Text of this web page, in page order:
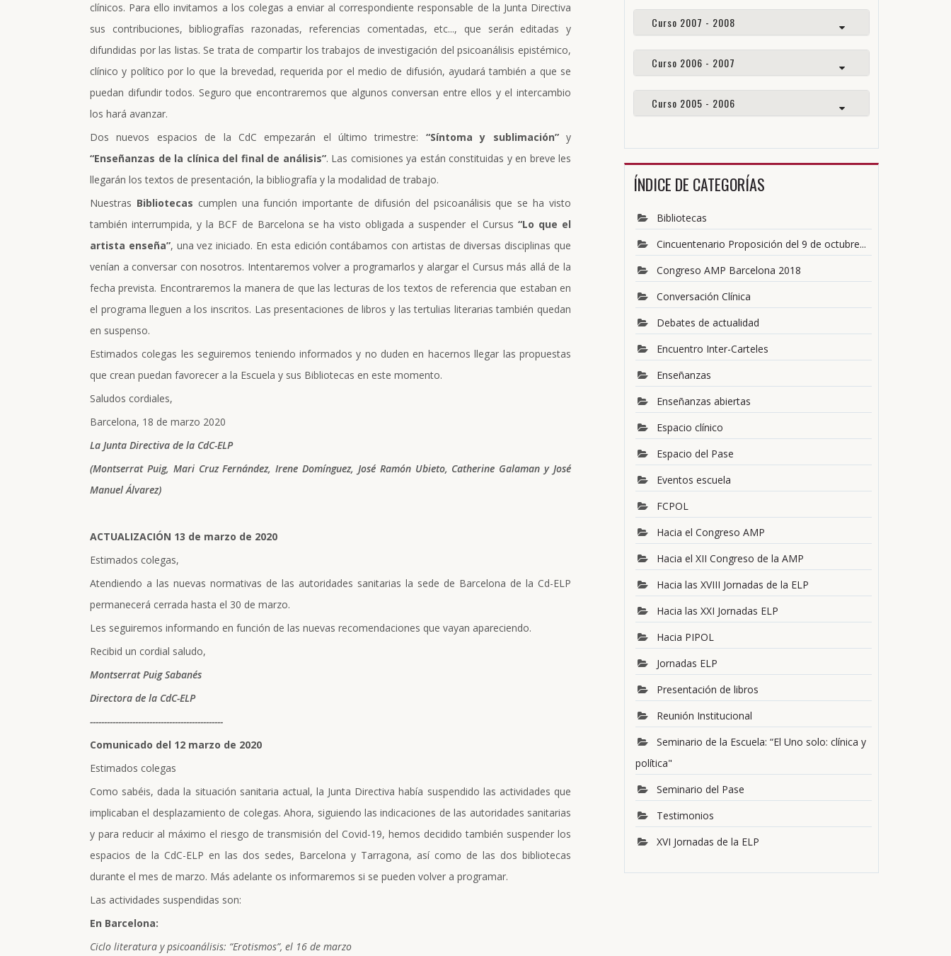
clínicos. Para ello invitamos a los colegas a enviar al correspondiente responsable de la Junta Directiva
sus contribuciones, bibliografías razonadas, referencias comentadas, etc..., que serán editadas y
difundidas por las listas. Se trata de compartir los trabajos de investigación del psicoanálisis epistémico,
clínico y político por lo que la brevedad, requerida por el medio de difusión, ayudará también a que se
puedan difundir todos. Seguro que encontraremos que algunos conversan entre ellos y el intercambio
los hará avanzar.
Dos nuevos espacios de la CdC empezarán el último trimestre: “Síntoma y sublimación”y
“Enseñanzas de la clínica del final de análisis”. Las comisiones ya están constituidas y en breve les
llegarán los textos de presentación, la bibliografía y la modalidad de trabajo.
Nuestras Bibliotecas cumplen una función importante de difusión del psicoanálisis que se ha visto
también interrumpida, y la BCF de Barcelona se ha visto obligada a suspender el Cursus “Lo que el
artista enseña”, una vez iniciado. En esta edición contábamos con artistas de diversas disciplinas que
venían a conversar con nosotros. Intentaremos volver a programarlos y alargar el Cursus más allá de la
fecha prevista. Encontraremos la manera de que las lecturas de los textos de referencia que estaban en
el programa lleguen a los inscritos. Las presentaciones de libros y las tertulias literarias también quedan
en suspenso.
Estimados colegas les seguiremos teniendo informados y no duden en hacernos llegar las propuestas
que crean puedan favorecer a la Escuela y sus Bibliotecas en este momento.
Saludos cordiales,
Barcelona, 18 de marzo 2020
La Junta Directiva de la CdC-ELP
(Montserrat Puig, Mari Cruz Fernández, Irene Domínguez, José Ramón Ubieto, Catherine Galaman y José
Manuel Álvarez)
ACTUALIZACIÓN 13 de marzo de 2020
Estimados colegas,
Atendiendo a las nuevas normativas de las autoridades sanitarias la sede de Barcelona de la Cd-ELP
permanecerá cerrada hasta el 30 de marzo.
Les seguiremos informando en función de las nuevas recomendaciones que vayan apareciendo.
Recibid un cordial saludo,
Montserrat Puig Sabanés
Directora de la CdC-ELP
-----------------------------------------------
Comunicado del 12 marzo de 2020
Estimados colegas
Como sabéis, dada la situación sanitaria actual, la Junta Directiva había suspendido las actividades que
implicaban el desplazamiento de colegas. Ahora, siguiendo las indicaciones de las autoridades sanitarias
y para reducir al máximo el riesgo de transmisión del Covid-19, hemos decidido también suspender los
espacios de la CdC-ELP en las dos sedes, Barcelona y Tarragona, así como de las dos bibliotecas
durante el mes de marzo. Más adelante os informaremos si se pueden volver a programar.
Las actividades suspendidas son:
En Barcelona:
Ciclo literatura y psicoanálisis: “Erotismos”, el 16 de marzo
Curso 2007 - 2008
Curso 2006 - 2007
Curso 2005 - 2006
ÍNDICE DE CATEGORÍAS
Bibliotecas
Cincuentenario Proposición del 9 de octubre...
Congreso AMP Barcelona 2018
Conversación Clínica
Debates de actualidad
Encuentro Inter-Carteles
Enseñanzas
Enseñanzas abiertas
Espacio clínico
Espacio del Pase
Eventos escuela
FCPOL
Hacia el Congreso AMP
Hacia el XII Congreso de la AMP
Hacia las XVIII Jornadas de la ELP
Hacia las XXI Jornadas ELP
Hacia PIPOL
Jornadas ELP
Presentación de libros
Reunión Institucional
Seminario de la Escuela: “El Uno solo: clínica y
política"
Seminario del Pase
Testimonios
XVI Jornadas de la ELP